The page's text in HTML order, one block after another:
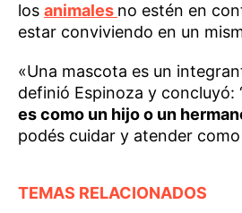
los animales no estén en
estar conviviendo en un
«Una mascota es un
definió Espinoza y concluyó:
es como un hijo o un
podés cuidar y atender
TEMAS RELACIONADOS